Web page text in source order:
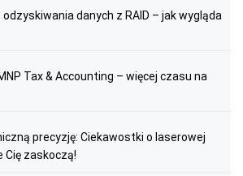
danych z RAID – jak wygląda
Tax & Accounting – więcej czasu na
precyzję: Ciekawostki o laserowej
Cię zaskoczą!